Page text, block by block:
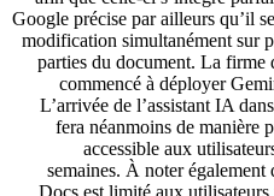
Google précise par ailleurs qu’il
modification simultanément sur
parties du document. La
commencé à déployer
L’arrivée de l’assistant IA
fera néanmoins de manière
accessible aux
semaines. À noter également
Docs est limité aux